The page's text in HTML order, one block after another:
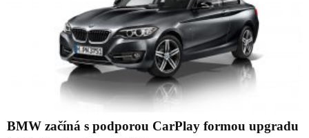
BMW začíná s podporou CarPlay formou upgradu